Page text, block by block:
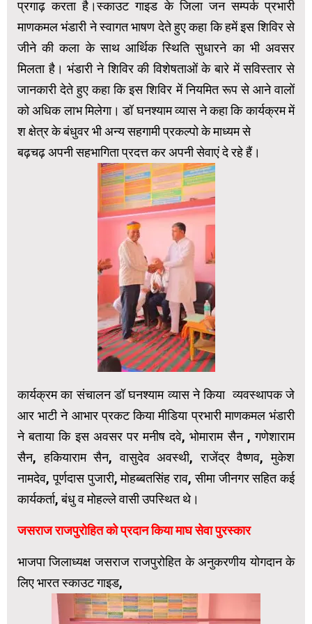
प्रगाढ़ करता है।स्काउट गाइड के जिला जन सम्पर्क प्रभारी
माणकमल भंडारी ने स्वागत भाषण देते हुए कहा कि हमें इस शिविर से
जीने की कला के साथ आर्थिक स्थिति सुधारने का भी अवसर
मिलता है। भंडारी ने शिविर की विशेषताओं के बारे में सविस्तार से
जानकारी देते हुए कहा कि इस शिविर में नियमित रूप से आने वालों
को अधिक लाभ मिलेगा। डॉ घनश्याम व्यास ने कहा कि कार्यक्रम में
श क्षेत्र के बंधुवर भी अन्य सहगामी प्रकल्पो के माध्यम से
बढ़चढ़ अपनी सहभागिता प्रदत्त कर अपनी सेवाएं दे रहे हैं।
कार्यक्रम का संचालन डॉ घनश्याम व्यास ने किया व्यवस्थापक जे
आर भाटी ने आभार प्रकट किया मीडिया प्रभारी माणकमल भंडारी
ने बताया कि इस अवसर पर मनीष दवे, भोमाराम सैन , गणेशाराम
सैन, हकियाराम सैन, वासुदेव अवस्थी, राजेंद्र वैष्णव, मुकेश
नामदेव, पूर्णदास पुजारी, मोहब्बतसिंह राव, सीमा जीनगर सहित कई
कार्यकर्ता, बंधु व मोहल्ले वासी उपस्थित थे।
जसराज राजपुरोहित को प्रदान किया माघ सेवा पुरस्कार
भाजपा जिलाध्यक्ष जसराज राजपुरोहित के अनुकरणीय योगदान के
लिए भारत स्काउट गाइड,